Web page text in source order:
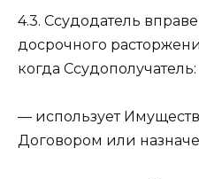
4.3. Ссудодатель
досрочного
когда Ссудополучатель:
— использует
Договором или